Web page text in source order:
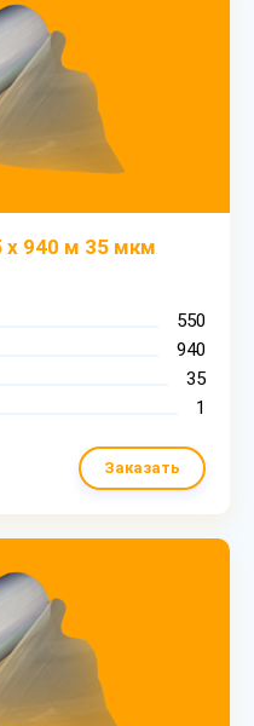
х 940 м 35 мкм
550
940
35
1
Заказать